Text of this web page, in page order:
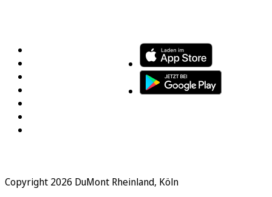
Copyright 2026 DuMont Rheinland, Köln